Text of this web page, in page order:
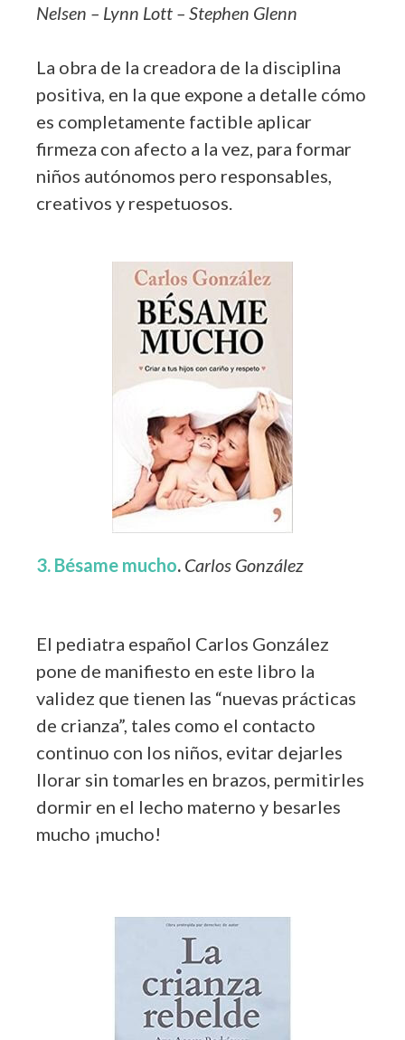
Nelsen – Lynn Lott – Stephen Glenn
La obra de la creadora de la disciplina
positiva, en la que expone a detalle cómo
es completamente factible aplicar
firmeza con afecto a la vez, para formar
niños autónomos pero responsables,
creativos y respetuosos.
3. Bésame mucho. Carlos González
El pediatra español Carlos González
pone de manifiesto en este libro la
validez que tienen las “nuevas prácticas
de crianza”, tales como el contacto
continuo con los niños, evitar dejarles
llorar sin tomarles en brazos, permitirles
dormir en el lecho materno y besarles
mucho ¡mucho!